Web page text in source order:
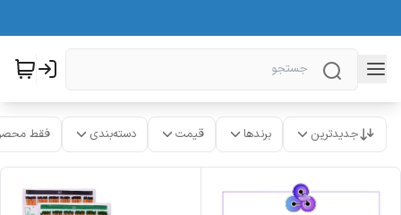
جدیدترین برندها قیمت دسته‌بندی فقط